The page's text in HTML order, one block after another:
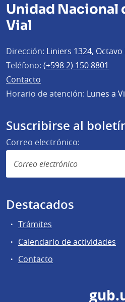
Unidad Nacional
Vial
Dirección: Liniers 1324, Octavo
Teléfono: (+598 2) 150 8801
Contacto
Horario de atención: Lunes a
Suscribirse al
Correo electrónico:
Destacados
Trámites
Calendario de actividades
Contacto